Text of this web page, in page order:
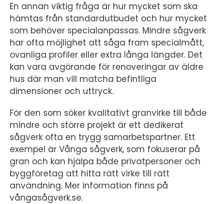
En annan viktig fråga är hur mycket som ska
hämtas från standardutbudet och hur mycket
som behöver specialanpassas. Mindre sågverk
har ofta möjlighet att såga fram specialmått,
ovanliga profiler eller extra långa längder. Det
kan vara avgörande för renoveringar av äldre
hus där man vill matcha befintliga
dimensioner och uttryck.
För den som söker kvalitativt granvirke till både
mindre och större projekt är ett dedikerat
sågverk ofta en trygg samarbetspartner. Ett
exempel är Vånga sågverk, som fokuserar på
gran och kan hjälpa både privatpersoner och
byggföretag att hitta rätt virke till rätt
användning. Mer information finns på
vångasågverk.se.